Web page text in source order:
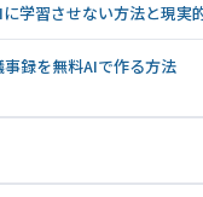
学習させない方法と現実
録を無料AIで作る方法